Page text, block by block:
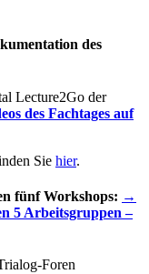
des
Lecture2Go der
des Fachtages auf
Sie hier.
fünf Workshops: →
5 Arbeitsgruppen –
Foren